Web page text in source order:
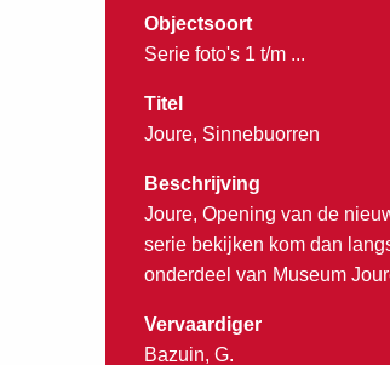
Objectsoort
Serie foto's 1 t/m ...
Titel
Joure, Sinnebuorren
Beschrijving
Joure, Opening van de
serie bekijken kom dan
onderdeel van Museum
Vervaardiger
Bazuin, G.